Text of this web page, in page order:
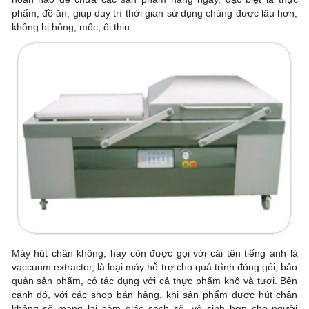
phẩm, đồ ăn, giúp duy trì thời gian sử dụng chúng được lâu hơn,
không bị hỏng, mốc, ôi thiu.
Máy hút chân không, hay còn được gọi với cái tên tiếng anh là
vaccuum extractor, là loại máy hỗ trợ cho quá trình đóng gói, bảo
quản sản phẩm, có tác dụng với cả thực phẩm khô và tươi. Bên
cạnh đó, với các shop bán hàng, khi sản phẩm được hút chân